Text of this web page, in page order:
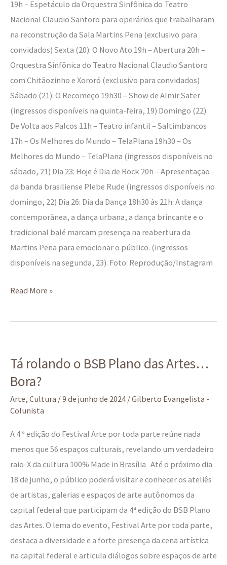
19h – Espetáculo da Orquestra Sinfônica do Teatro
Nacional Claudio Santoro para operários que trabalharam
na reconstrução da Sala Martins Pena (exclusivo para
convidados) Sexta (20): O Novo Ato 19h – Abertura 20h –
Orquestra Sinfônica do Teatro Nacional Claudio Santoro
com Chitãozinho e Xororó (exclusivo para convidados)
Sábado (21): O Recomeço 19h30 – Show de Almir Sater
(ingressos disponíveis na quinta-feira, 19) Domingo (22):
De Volta aos Palcos 11h – Teatro infantil – Saltimbancos
17h – Os Melhores do Mundo – TelaPlana 19h30 – Os
Melhores do Mundo – TelaPlana (ingressos disponíveis no
sábado, 21) Dia 23: Hoje é Dia de Rock 20h – Apresentação
da banda brasiliense Plebe Rude (ingressos disponíveis no
domingo, 22) Dia 26: Dia da Dança 18h30 às 21h. A dança
contemporânea, a dança urbana, a dança brincante e o
tradicional balé marcam presença na reabertura da
Martins Pena para emocionar o público. (ingressos
disponíveis na segunda, 23). Foto: Reprodução/Instagram
Read More »
Tá rolando o BSB Plano das Artes…
Bora?
Arte, Cultura /9 de junho de 2024 /Gilberto Evangelista -
Colunista
A 4 ª edição do Festival Arte por toda parte reúne nada
menos que 56 espaços culturais, revelando um verdadeiro
raio-X da cultura 100% Made in Brasília Até o próximo dia
18 de junho, o público poderá visitar e conhecer os ateliês
de artistas, galerias e espaços de arte autônomos da
capital federal que participam da 4ª edição do BSB Plano
das Artes. O lema do evento, Festival Arte por toda parte,
destaca a diversidade e a forte presença da cena artística
na capital federal e articula diálogos sobre espaços de arte
rolando
o
BSB
Plano